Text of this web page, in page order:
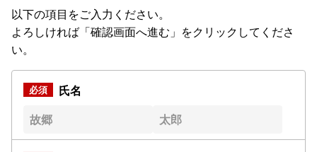
以下の項目をご入力ください。
よろしければ「確認画面へ進む」をクリックしてくださ
い。
氏名